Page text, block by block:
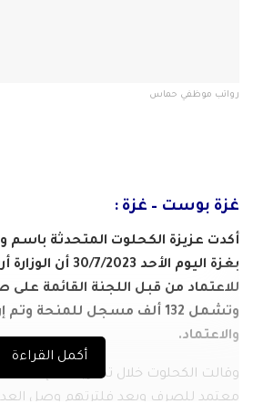
رواتب موظفي حماس
غزة بوست – غزة :
أكدت عزيزة الكحلوت المتحدثة باسم
بغزة اليوم الأحد 30/
للاعتماد من قبل اللجنة القائمة على
وتشمل 132 ألف مسجل للمنحة
والاعتماد.
أكمل القراءة